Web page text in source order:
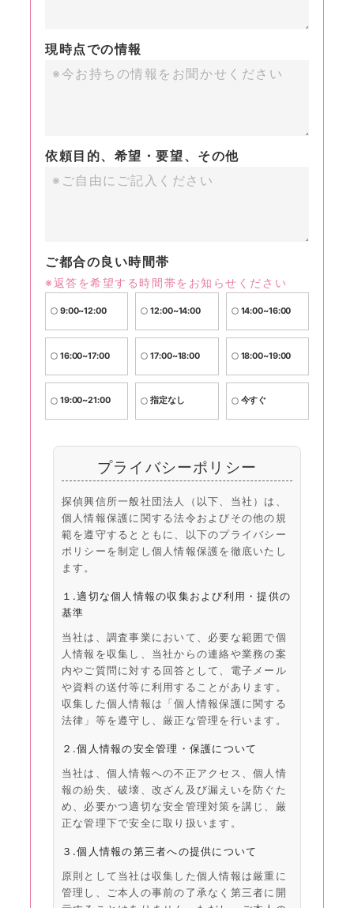
現時点での情報
依頼目的、希望・要望、その他
ご都合の良い時間帯
※返答を希望する時間帯をお知らせください
9:00~12:00 12:00~14:00 14:00~16:00
16:00~17:00 17:00~18:00 18:00~19:00
19:00~21:00 指定なし 今すぐ
プライバシーポリシー
探偵興信所一般社団法人（以下、当社）は、
個人情報保護に関する法令およびその他の規
範を遵守するとともに、以下のプライバシー
ポリシーを制定し個人情報保護を徹底いたし
ます。
１.適切な個人情報の収集および利用・提供の
基準
当社は、調査事業において、必要な範囲で個
人情報を収集し、当社からの連絡や業務の案
内やご質問に対する回答として、電子メール
や資料の送付等に利用することがあります。
収集した個人情報は「個人情報保護に関する
法律」等を遵守し、厳正な管理を行います。
２.個人情報の安全管理・保護について
当社は、個人情報への不正アクセス、個人情
報の紛失、破壊、改ざん及び漏えいを防ぐた
め、必要かつ適切な安全管理対策を講じ、厳
正な管理下で安全に取り扱います。
３.個人情報の第三者への提供について
原則として当社は収集した個人情報は厳重に
管理し、ご本人の事前の了承なく第三者に開